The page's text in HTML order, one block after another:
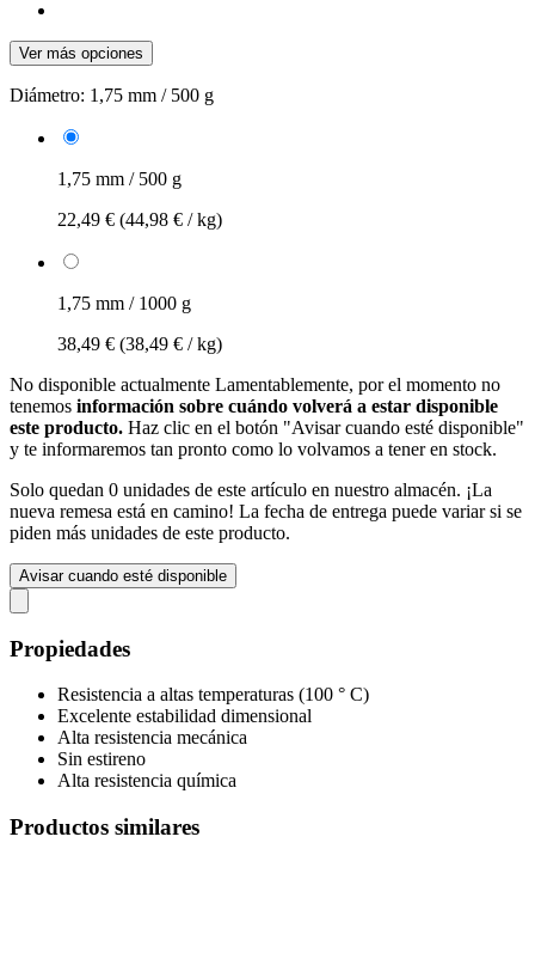
Ver más opciones
Diámetro: 1,75 mm / 500 g
1,75 mm / 500 g
22,49 € (44,98 € / kg)
1,75 mm / 1000 g
38,49 € (38,49 € / kg)
No disponible actualmente Lamentablemente, por el momento no
tenemos información sobre cuándo volverá a estar disponible
este producto. Haz clic en el botón "Avisar cuando esté disponible"
y te informaremos tan pronto como lo volvamos a tener en stock.
Solo quedan 0 unidades de este artículo en nuestro almacén. ¡La
nueva remesa está en camino! La fecha de entrega puede variar si se
piden más unidades de este producto.
Avisar cuando esté disponible
Propiedades
Resistencia a altas temperaturas (100 ° C)
Excelente estabilidad dimensional
Alta resistencia mecánica
Sin estireno
Alta resistencia química
Productos similares